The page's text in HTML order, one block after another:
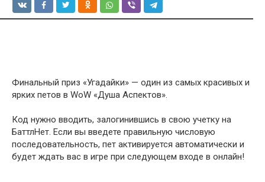
Финальный приз «Угадайки» — один из самых красивых и
ярких петов в WoW «Душа Аспектов».
Код нужно вводить, залогинившись в свою учетку на
БаттлНет. Если вы введете правильную числовую
последовательность, пет активируется автоматически и
будет ждать вас в игре при следующем входе в онлайн!